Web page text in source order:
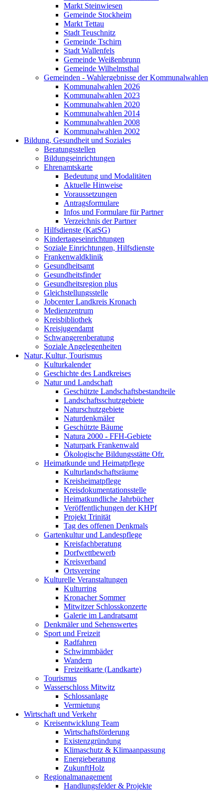
Markt Steinwiesen
Gemeinde Stockheim
Markt Tettau
Stadt Teuschnitz
Gemeinde Tschirn
Stadt Wallenfels
Gemeinde Weißenbrunn
Gemeinde Wilhelmsthal
Gemeinden - Wahlergebnisse der Kommunalwahlen
Kommunalwahlen 2026
Kommunalwahlen 2023
Kommunalwahlen 2020
Kommunalwahlen 2014
Kommunalwahlen 2008
Kommunalwahlen 2002
Bildung, Gesundheit und Soziales
Beratungsstellen
Bildungseinrichtungen
Ehrenamtskarte
Bedeutung und Modalitäten
Aktuelle Hinweise
Voraussetzungen
Antragsformulare
Infos und Formulare für Partner
Verzeichnis der Partner
Hilfsdienste (KatSG)
Kindertageseinrichtungen
Soziale Einrichtungen, Hilfsdienste
Frankenwaldklinik
Gesundheitsamt
Gesundheitsfinder
Gesundheitsregion plus
Gleichstellungsstelle
Jobcenter Landkreis Kronach
Medienzentrum
Kreisbibliothek
Kreisjugendamt
Schwangerenberatung
Soziale Angelegenheiten
Natur, Kultur, Tourismus
Kulturkalender
Geschichte des Landkreises
Natur und Landschaft
Geschützte Landschaftsbestandteile
Landschaftsschutzgebiete
Naturschutzgebiete
Naturdenkmäler
Geschützte Bäume
Natura 2000 - FFH-Gebiete
Naturpark Frankenwald
Ökologische Bildungsstätte Ofr.
Heimatkunde und Heimatpflege
Kulturlandschaftsräume
Kreisheimatpflege
Kreisdokumentationsstelle
Heimatkundliche Jahrbücher
Veröffentlichungen der KHPf
Projekt Trinität
Tag des offenen Denkmals
Gartenkultur und Landespflege
Kreisfachberatung
Dorfwettbewerb
Kreisverband
Ortsvereine
Kulturelle Veranstaltungen
Kulturring
Kronacher Sommer
Mitwitzer Schlosskonzerte
Galerie im Landratsamt
Denkmäler und Sehenswertes
Sport und Freizeit
Radfahren
Schwimmbäder
Wandern
Freizeitkarte (Landkarte)
Tourismus
Wasserschloss Mitwitz
Schlossanlage
Vermietung
Wirtschaft und Verkehr
Kreisentwicklung Team
Wirtschaftsförderung
Existenzgründung
Klimaschutz & Klimaanpassung
Energieberatung
ZukunftHolz
Regionalmanagement
Handlungsfelder & Projekte